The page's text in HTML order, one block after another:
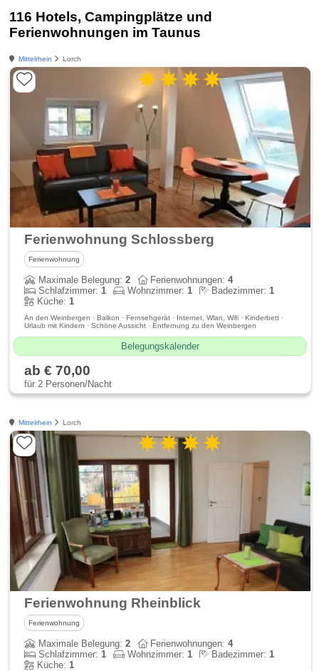
116 Hotels, Campingplätze und
Ferienwohnungen im Taunus
Mittelrhein Lorch
Ferienwohnung Schlossberg
Ferienwohnung
Maximale Belegung:2 Ferienwohnungen:4
Schlafzimmer:1 Wohnzimmer:1 Badezimmer:1
Küche:1
An den Weinbergen · Balkon · Fernsehgerät · Internet, Wlan, Wifi · Kinderbett ·
Urlaub mit Kindern · Schöne Aussicht · Entfernung zu den Weinbergen
Belegungskalender
ab € 70,00
für 2 Personen/Nacht
Mittelrhein Lorch
Ferienwohnung Rheinblick
Ferienwohnung
Maximale Belegung:2 Ferienwohnungen:4
Schlafzimmer:1 Wohnzimmer:1 Badezimmer:1
Küche:1